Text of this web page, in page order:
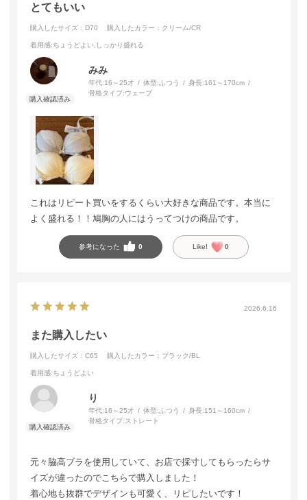
とてもいい
購入したサイズ：D70 購入したカラー：クリーム/CR
着用感:ちょうどよい,しっかり盛れる
みみ
年代:16～25才 体型: ふつう 身長:161～170cm
骨格タイプ:ウェーブ
これはリピート買いをするくらい大好きな商品です。本当に
よく盛れる！！鳩胸の人にはうってつけの商品です。
参考になった 0 Like! 0
2026.6.16
また購入したい
購入したサイズ：C65 購入したカラー：ブラック/BL
着用感:ちょうどよい
り
年代:16～25才 体型:ふつう 身長:151～160cm
骨格タイプ:ストレート
元々脇高ブラを使用していて、お店で採寸してもらったらサ
イズが違ったのでこちらで購入しました！
着心地も抜群でデザインも可愛く、リピしたいです！